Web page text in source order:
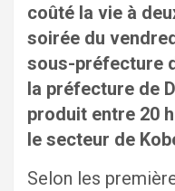
coûté la vie à
soirée du
sous-préfecture
la préfecture de
produit entre 20
le secteur de
Selon les